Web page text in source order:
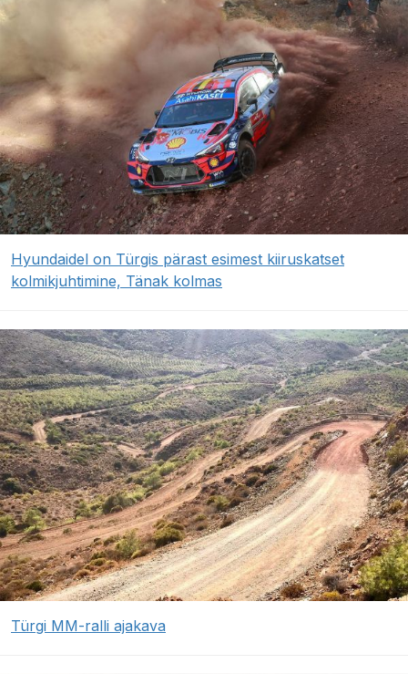
Hyundaidel on Türgis pärast esimest kiiruskatset
kolmikjuhtimine, Tänak kolmas
Türgi MM-ralli ajakava